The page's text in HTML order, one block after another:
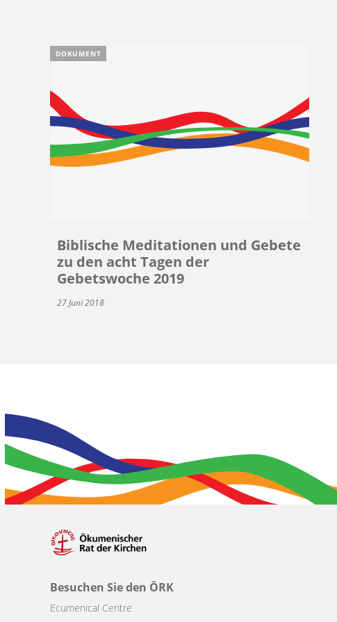
DOKUMENT
Biblische Meditationen und Gebete
zu den acht Tagen der
Gebetswoche 2019
27 Juni 2018
Besuchen Sie den ÖRK
Ecumenical Centre